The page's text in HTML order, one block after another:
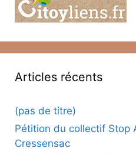
Articles récents
(pas de titre)
Pétition du collectif Stop
Cressensac